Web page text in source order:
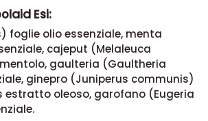
Esi:
foglie olio essenziale, menta
cajeput (Melaleuca
gaulteria (Gaultheria
ginepro (Juniperus communis)
estratto oleoso, garofano (Eugeria